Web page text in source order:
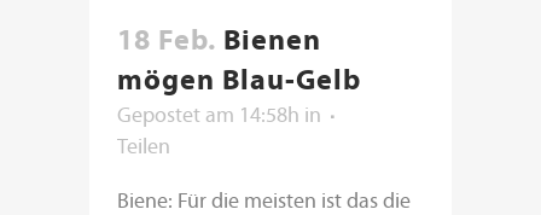
18 Feb. Bienen
mögen Blau-Gelb
Gepostet am 14:58h in
Teilen
Biene: Für die meisten ist das die